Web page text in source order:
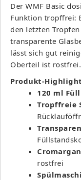
Der WMF Basic
Funktion tropffrei:
den letzten
transparente
lässt sich gut
Oberteil ist rostfrei.
Produkt-
120 ml
Tropffreie
rostfrei